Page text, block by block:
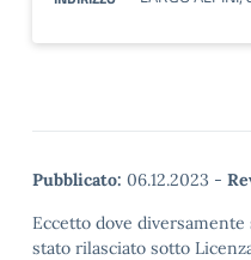
Pubblicato: 06.12.2023 -
Eccetto dove
stato rilasciato sotto